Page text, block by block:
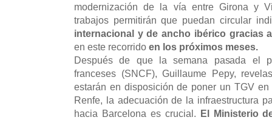
modernización de la vía entre Girona y
trabajos permitirán que puedan circular
internacional y de ancho ibérico gracias
en este recorrido en los próximos meses.
Después de que la semana pasada el
franceses (SNCF), Guillaume Pepy,
estarán en disposición de poner un TGV
Renfe, la adecuación de la infraestructura
hacia Barcelona es crucial.
El Ministerio